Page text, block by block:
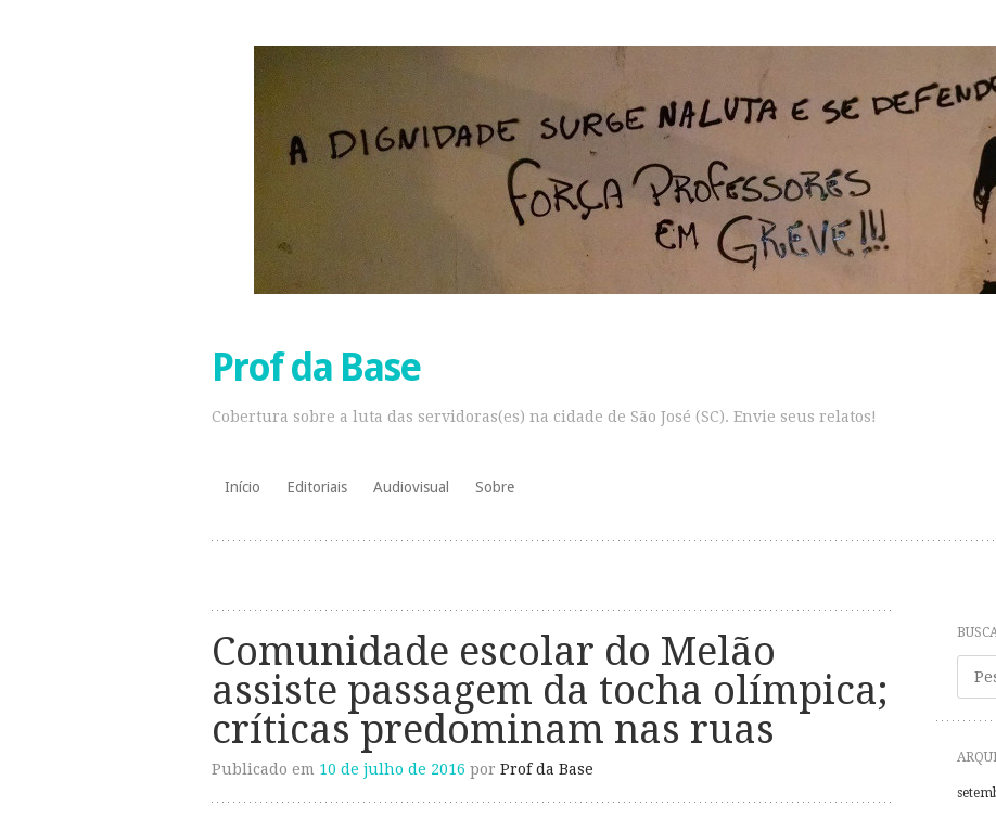
Prof da Base
Cobertura sobre a luta das servidoras(es) na cidade de São José (SC). Envie seus relatos!
Pular
o
Início Editoriais Audiovisual Sobre
Comunidade escolar do Melão
assiste passagem da tocha olímpica;
críticas predominam nas ruas
Publicado em 10 de julho de 2016 por Prof da Base